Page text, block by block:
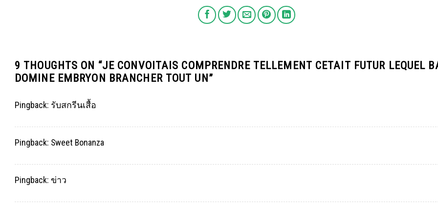
9 THOUGHTS ON “JE CONVOITAIS COMPRENDRE TELLEMENT CETAIT FUTUR LEQUEL
DOMINE EMBRYON BRANCHER TOUT UN”
Pingback: รับสกรีนเสื้อ
Pingback: Sweet Bonanza
Pingback: ข่าว